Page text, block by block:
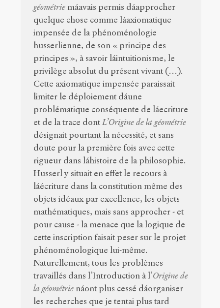
géométrie máavais permis dáapprocher
quelque chose comme láaxiomatique
impensée de la phénoménologie
husserlienne, de son « principe des
principes », à savoir láintuitionisme, le
privilège absolut du présent vivant (…).
Cette axiomatique impensée paraissait
limiter le déploiement dáune
problématique conséquente de láecriture
et de la trace dontL’Origine de la géométrie
désignait pourtant la nécessité, et sans
doute pour la première fois avec cette
rigueur dans láhistoire de la philosophie.
Husserl y situait en effet le recours à
láécriture dans la constitution même des
objets idéaux par excellence, les objets
mathématiques, mais sans approcher - et
pour cause - la menace que la logique de
cette inscription faisait peser sur le projet
phénoménologique lui-même.
Naturellement, tous les problèmes
travaillés dans l’Introduction à l’Origine de
la géométrie náont plus cessé dáorganiser
les recherches que je tentai plus tard